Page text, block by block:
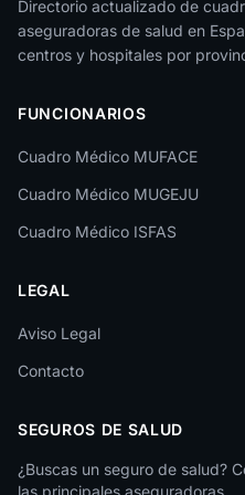
La Rioja
León
Lleida
Lugo
Málaga
Melilla
Murcia
Directorio actualizado de
aseguradoras de salud en
centros y hospitales por
FUNCIONARIOS
Cuadro Médico MUFACE
Cuadro Médico MUGEJU
Cuadro Médico ISFAS
LEGAL
Aviso Legal
Contacto
SEGUROS DE SALUD
¿Buscas un seguro de salud?
las principales aseguradoras.